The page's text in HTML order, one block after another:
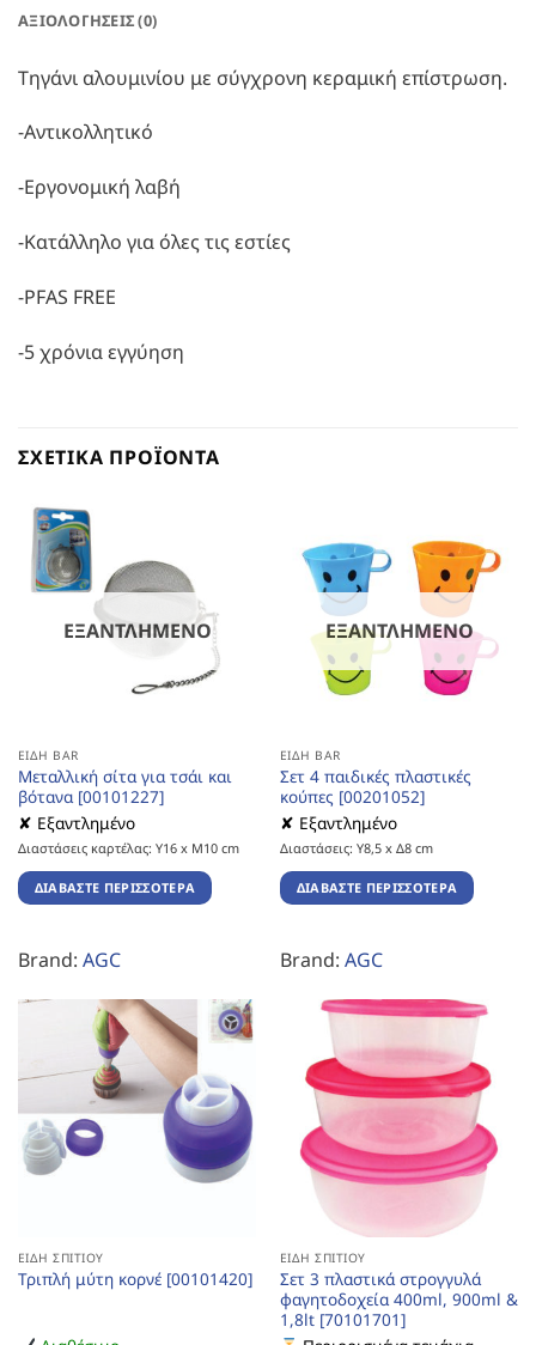
ΑΞΙΟΛΟΓΉΣΕΙΣ (0)
Τηγάνι αλουμινίου με σύγχρονη κεραμική επίστρωση.
-Αντικολλητικό
-Εργονομική λαβή
-Κατάλληλο για όλες τις εστίες
-PFAS FREE
-5 χρόνια εγγύηση
ΣΧΕΤΙΚΆ ΠΡΟΪΌΝΤΑ
ΕΞΑΝΤΛΗΜΈΝΟ
ΕΊΔΗ BAR
Μεταλλική σίτα για τσάι και
βότανα [00101227]
✘ Εξαντλημένο
Διαστάσεις καρτέλας: Υ16 x Μ10 cm
ΔΙΑΒΆΣΤΕ ΠΕΡΙΣΣΌΤΕΡΑ
Brand: AGC
ΕΞΑΝΤΛΗΜΈΝΟ
ΕΊΔΗ BAR
Σετ 4 παιδικές πλαστικές
κούπες [00201052]
✘ Εξαντλημένο
Διαστάσεις: Υ8,5 x Δ8 cm
ΔΙΑΒΆΣΤΕ ΠΕΡΙΣΣΌΤΕΡΑ
Brand: AGC
ΕΊΔΗ ΣΠΙΤΙΟΎ
Τριπλή μύτη κορνέ [00101420]
ΕΊΔΗ ΣΠΙΤΙΟΎ
Σετ 3 πλαστικά στρογγυλά
φαγητοδοχεία 400ml, 900ml &
1,8lt [70101701]